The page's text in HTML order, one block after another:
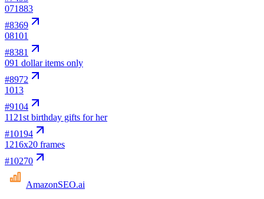
071883
#8369
08101
#8381
091 dollar items only
#8972
1013
#9104
1121st birthday gifts for her
#10194
1216x20 frames
#10270
AmazonSEO.ai